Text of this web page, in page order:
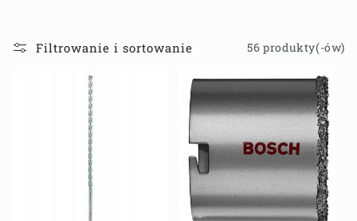
Filtrowanie i sortowanie 56 produkty(-ów)